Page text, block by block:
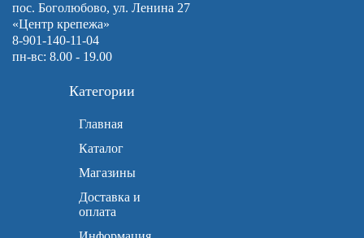
пос. Боголюбово, ул. Ленина 27
«Центр крепежа»
8-901-140-11-04
пн-вс: 8.00 - 19.00
Категории
Главная
Каталог
Магазины
Доставка и
оплата